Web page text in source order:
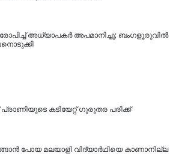
അധ്യാപകർ അപമാനിച്ചു; ബംഗളൂരുവിൽ
കടിയേറ്റ് ഗുരുതര പരിക്ക്
പോയ മലയാളി വിദ്യാർഥിയെ കാണാനില്ല